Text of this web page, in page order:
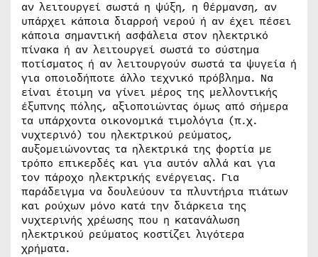
αν λειτουργεί σωστά η ψύξη, η θέρμανση, αν
υπάρχει κάποια διαρροή νερού ή αν έχει πέσει
κάποια σημαντική ασφάλεια στον ηλεκτρικό
πίνακα ή αν λειτουργεί σωστά το σύστημα
ποτίσματος ή αν λειτουργούν σωστά τα ψυγεία ή
για οποιοδήποτε άλλο τεχνικό πρόβλημα. Να
είναι έτοιμη να γίνει μέρος της μελλοντικής
έξυπνης πόλης, αξιοποιώντας όμως από σήμερα
τα υπάρχοντα οικονομικά τιμολόγια (π.χ.
νυχτερινό) του ηλεκτρικού ρεύματος,
αυξομειώνοντας τα ηλεκτρικά της φορτία με
τρόπο επικερδές και για αυτόν αλλά και για
τον πάροχο ηλεκτρικής ενέργειας. Για
παράδειγμα να δουλεύουν τα πλυντήρια πιάτων
και ρούχων μόνο κατά την διάρκεια της
νυχτερινής χρέωσης που η κατανάλωση
ηλεκτρικού ρεύματος κοστίζει λιγότερα
χρήματα.